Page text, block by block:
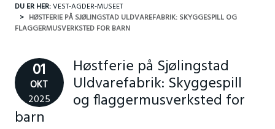
DU ER HER:VEST-AGDER-MUSEET
HØSTFERIE PÅ SJØLINGSTAD ULDVAREFABRIK: SKYGGESPILL OG
FLAGGERMUSVERKSTED FOR BARN
01
OKT
2025
Høstferie på Sjølingstad
Uldvarefabrik: Skyggespill
og flaggermusverksted for
barn